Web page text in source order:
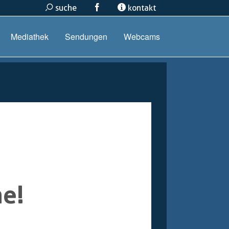
suche kontakt
Mediathek Sendungen Webcams